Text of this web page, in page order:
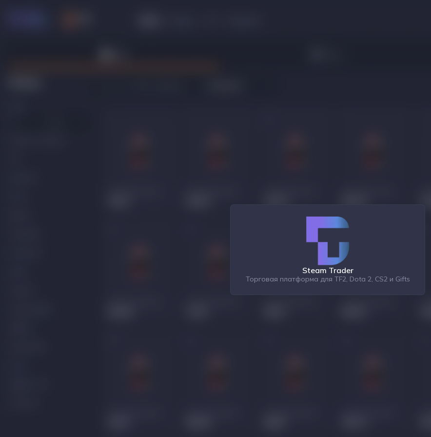
Steam Trader
Торговая платформа для TF2, Dota 2, CS2 и Gifts